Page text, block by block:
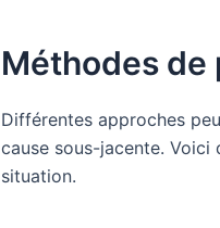
Méthodes de
Différentes approches
cause sous-jacente.
situation.